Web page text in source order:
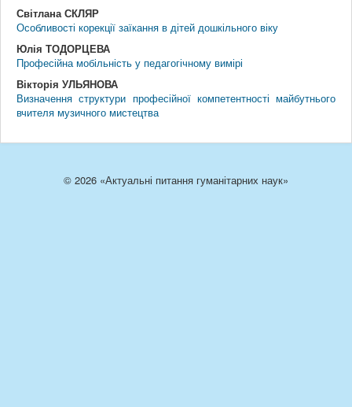
Світлана СКЛЯР
Особливості корекції заїкання в дітей дошкільного віку
Юлія ТОДОРЦЕВА
Професійна мобільність у педагогічному вимірі
Вікторія УЛЬЯНОВА
Визначення структури професійної компетентності майбутнього
вчителя музичного мистецтва
© 2026 «Актуальні питання гуманітарних наук»